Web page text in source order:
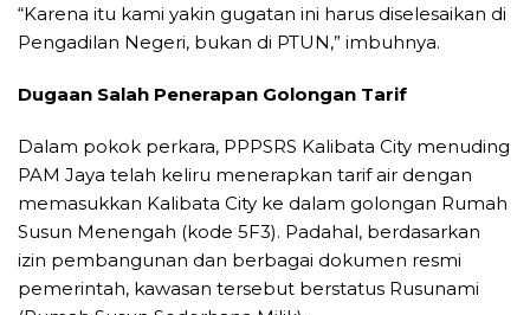
“Karena itu kami yakin gugatan ini harus diselesaikan di
Pengadilan Negeri, bukan di PTUN,” imbuhnya.
Dugaan Salah Penerapan Golongan Tarif
Dalam pokok perkara, PPPSRS Kalibata City menuding
PAM Jaya telah keliru menerapkan tarif air dengan
memasukkan Kalibata City ke dalam golongan Rumah
Susun Menengah (kode 5F3). Padahal, berdasarkan
izin pembangunan dan berbagai dokumen resmi
pemerintah, kawasan tersebut berstatus Rusunami